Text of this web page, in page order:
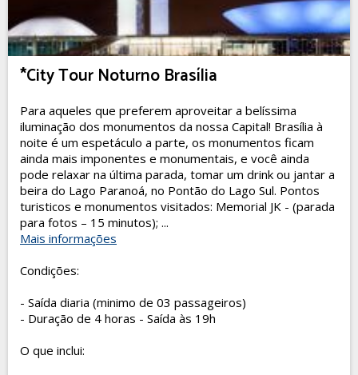
*City Tour Noturno Brasília
Para aqueles que preferem aproveitar a belíssima
iluminação dos monumentos da nossa Capital! Brasília à
noite é um espetáculo a parte, os monumentos ficam
ainda mais imponentes e monumentais, e você ainda
pode relaxar na última parada, tomar um drink ou jantar a
beira do Lago Paranoá, no Pontão do Lago Sul. Pontos
turisticos e monumentos visitados: Memorial JK - (parada
para fotos – 15 minutos); ...
Mais informações
Condições:
- Saída diaria (minimo de 03 passageiros)
- Duração de 4 horas - Saída às 19h
O que inclui: